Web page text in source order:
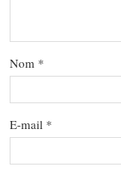
Nom *
E-mail *